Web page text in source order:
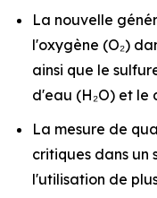
La nouvelle
l'oxygène (O₂)
ainsi que le
d'eau (H₂O) et le
La mesure de
critiques dans un
l'utilisation de